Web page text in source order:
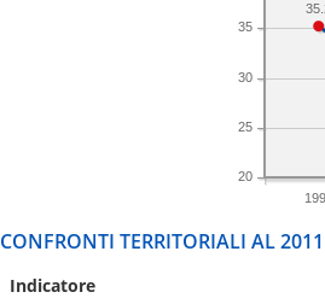
20
25
30
35
CONFRONTI TERRITORIALI AL 2011
Indicatore